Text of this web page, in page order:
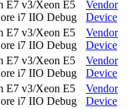
E7 v3/Xeon E5
i7 IIO Debug
Vendor
Device
E7 v3/Xeon E5
i7 IIO Debug
Vendor
Device
E7 v3/Xeon E5
i7 IIO Debug
Vendor
Device
E7 v3/Xeon E5
i7 IIO Debug
Vendor
Device